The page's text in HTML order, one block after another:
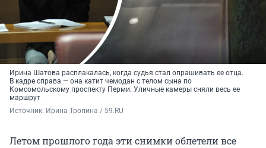
Ирина Шатова расплакалась, когда судья стал опрашивать ее отца.
В кадре справа — она катит чемодан с телом сына по
Комсомольскому проспекту Перми. Уличные камеры сняли весь ее
маршрут
Источник: Ирина Тропина / 59.RU
Летом прошлого года эти снимки облетели все